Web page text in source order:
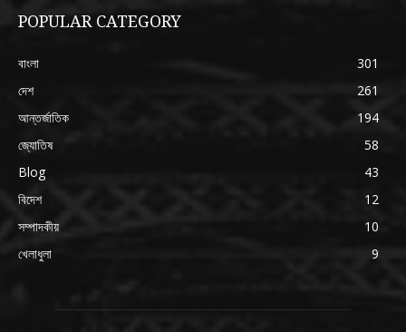
POPULAR CATEGORY
বাংলা
301
দেশ
261
আন্তর্জাতিক
194
জ্যোতিষ
58
Blog
43
বিদেশ
12
সম্পাদকীয়
10
খেলাধুলা
9